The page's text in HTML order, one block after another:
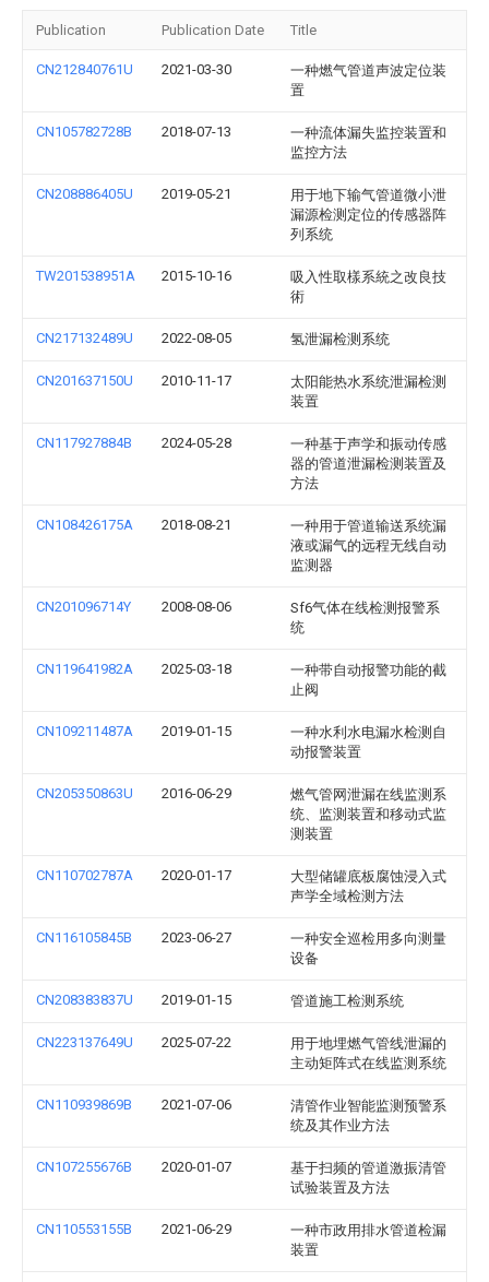
Publication Publication Date Title
CN212840761U 2021-03-30
一种燃气管道声波定位装
置
CN105782728B 2018-07-13
一种流体漏失监控装置和
监控方法
CN208886405U 2019-05-21
用于地下输气管道微小泄
漏源检测定位的传感器阵
列系统
TW201538951A 2015-10-16
吸入性取樣系統之改良技
術
CN217132489U 2022-08-05 氢泄漏检测系统
CN201637150U 2010-11-17
太阳能热水系统泄漏检测
装置
CN117927884B 2024-05-28
一种基于声学和振动传感
器的管道泄漏检测装置及
方法
CN108426175A 2018-08-21
一种用于管道输送系统漏
液或漏气的远程无线自动
监测器
CN201096714Y 2008-08-06
Sf6气体在线检测报警系
统
CN119641982A 2025-03-18
一种带自动报警功能的截
止阀
CN109211487A 2019-01-15
一种水利水电漏水检测自
动报警装置
CN205350863U 2016-06-29
燃气管网泄漏在线监测系
统、监测装置和移动式监
测装置
CN110702787A 2020-01-17
大型储罐底板腐蚀浸入式
声学全域检测方法
CN116105845B 2023-06-27
一种安全巡检用多向测量
设备
CN208383837U 2019-01-15 管道施工检测系统
CN223137649U 2025-07-22
用于地埋燃气管线泄漏的
主动矩阵式在线监测系统
CN110939869B 2021-07-06
清管作业智能监测预警系
统及其作业方法
CN107255676B 2020-01-07
基于扫频的管道激振清管
试验装置及方法
CN110553155B 2021-06-29
一种市政用排水管道检漏
装置